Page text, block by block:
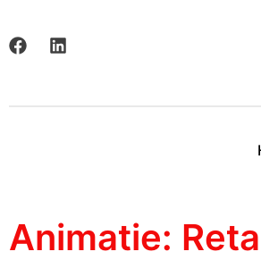
Animatie: